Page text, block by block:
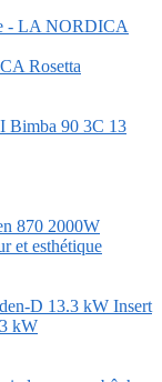
Rosetta
et esthétique
Insert
kW